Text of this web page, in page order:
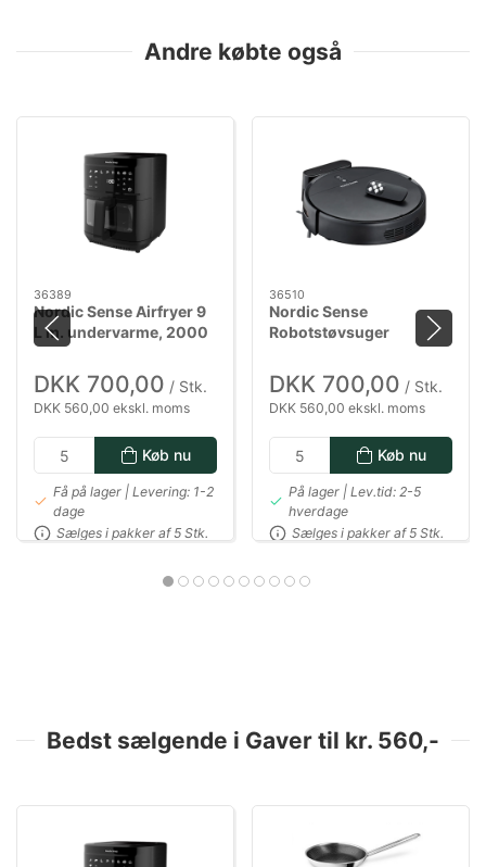
Andre købte også
36389
Nordic Sense Airfryer 9
L m. undervarme, 2000
watt i sort
DKK 700,00 / Stk.
DKK 560,00 ekskl. moms
Køb nu
Få på lager | Levering: 1-2
dage
Sælges i pakker af 5 Stk.
36510
Nordic Sense
Robotstøvsuger
DKK 700,00 / Stk.
DKK 560,00 ekskl. moms
Køb nu
På lager | Lev.tid: 2-5
hverdage
Sælges i pakker af 5 Stk.
Bedst sælgende i Gaver til kr. 560,-